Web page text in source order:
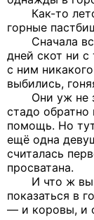
Как-то
горные
Сначала всё
дней скот ни с
с ним
выбились,
Они уж не
стадо обратно
помощь. Но
ещё одна
считалась
просватана.
И что ж вы
показаться в
— и коровы, и